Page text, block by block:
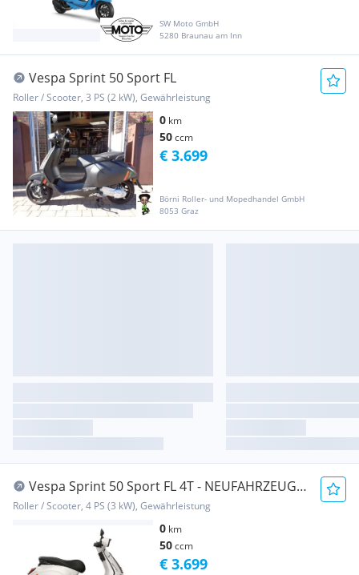
SW Moto GmbH
5280 Braunau am Inn
Vespa Sprint 50 Sport FL
Roller / Scooter, 3 PS (2 kW), Gewährleistung
0 km
50ccm
Börni Roller- und Mopedhandel GmbH
8053 Graz
€ 3.699
Vespa Sprint 50 Sport FL 4T - NEUFAHRZEUG -
SONDERPREIS
Roller / Scooter, 4 PS (3 kW), Gewährleistung
0 km
50ccm
€ 3.699